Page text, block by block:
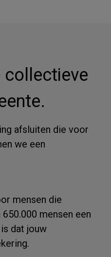
collectieve
afsluiten die voor
we een
mensen die
mensen een
dat jouw